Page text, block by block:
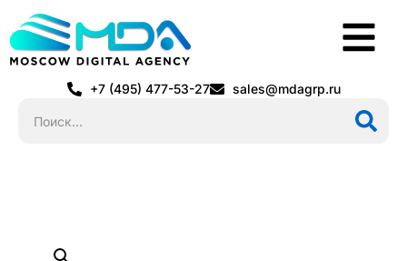
+7 (495) 477-53-27 sales@mdagrp.ru